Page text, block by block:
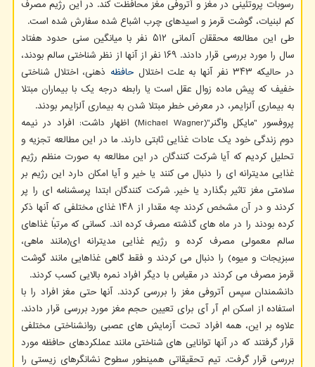
رسوبات پروتئینی در مغز و آتروفی مغز محافظت کند. در این رژیم مصرف
کم لبنیات، گوشت قرمز و اسیدهای چرب اشباع شده سفارش شده است.
طی این مطالعه محققان آلمانی ۵۱۲ نفر با میانگین سنی حدود هفتاد
سال را مورد بررسی قرار دادند. ۱۶۹ نفر از آنها از نظر شناختی سالم بودند،
در حالیکه ۳۴۳ نفر آنها به علت اختلال
حافظه ذهنی، اختلال شناختی
خفیف که پیش ماده زوال عقل است یا رابطه درجه یک با بیماران مبتلا
به بیماری آلزایمر، در معرض خطر مبتلا شدن به بیماری آلزایمر بودند.
پروفسور "مایکل واگنر"(Michael Wagner) اظهار داشت: افراد در نیمه
دوم زندگی خود یک عادات غذایی ثابتی دارند. ما در این مطالعه تجزیه و
تحلیل کردیم که آیا شرکت کنندگان در این مطالعه به صورت منظم رژیم
غذایی مدیترانه ای را دنبال می کنند یا خیر و آیا امکان دارد این رژیم بر
سلامتی مغز تاثیر بگذارد یا خیر. شرکت کنندگان ابتدا پرسشنامه ای را پر
کردند و در آن مشخص کردند چه مقدار از ۱۴۸ غذای مختلفی که آنها ذکر
کرده بودند را در ماه های گذشته مصرف کرده اند. کسانی که مرتباً غذاهای
سالم معمولی مصرف کرده و رژیم غذایی مدیترانه ای(مانند ماهی،
سبزیجات و میوه) را دنبال می کردند و فقط گاهی غذاهایی مانند گوشت
قرمز مصرف می کردند در مقیاس با دیگر افراد نمره بالایی کسب کردند.
دانشمندان سپس آتروفی مغز را بررسی کردند. آنها حتی مغز افراد را با
استفاده از اسکن ام آر آی برای تعیین حجم مغز مورد بررسی قرار دادند.
علاوه بر این، همه افراد تحت آزمایش های عصبی روانشناختی مختلفی
قرار گرفتند که در آنها توانایی های شناختی مانند عملکردهای حافظه مورد
بررسی قرار گرفت. تیم تحقیقاتی همینطور سطوح نشانگرهای زیستی را